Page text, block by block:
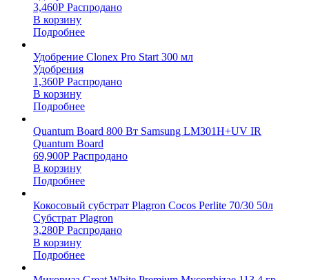
3,460Р Распродано
В корзину
Подробнее
Удобрение Clonex Pro Start 300 мл
Удобрения
1,360Р Распродано
В корзину
Подробнее
Quantum Board 800 Вт Samsung LM301H+UV IR
Quantum Board
69,900Р Распродано
В корзину
Подробнее
Кокосовый субстрат Plagron Cocos Perlite 70/30 50л
Субстрат Plagron
3,280Р Распродано
В корзину
Подробнее